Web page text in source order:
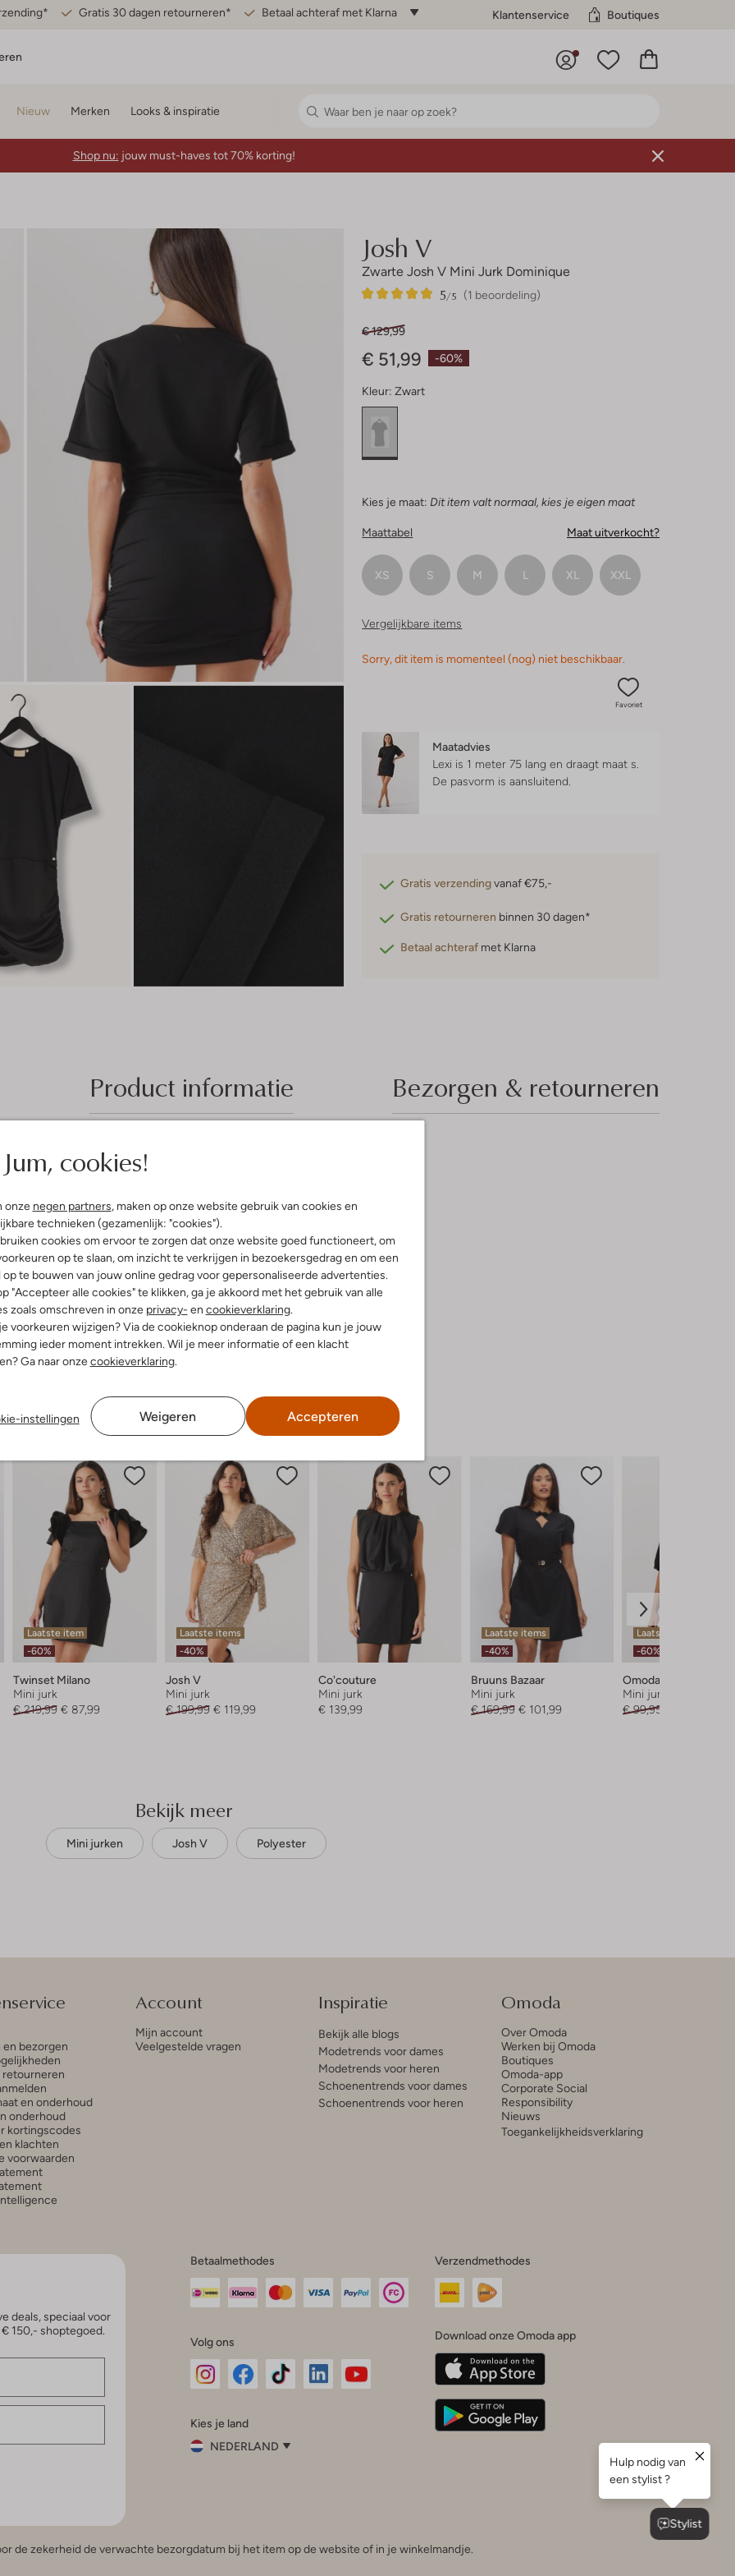
Gratis 30 dagen retourneren* Betaal achteraf met Klarna Klantenservice Boutiques
Jum, cookies!
onze negen partners, maken op onze website gebruik van cookies en
technieken (gezamenlijk: "cookies").
cookies om ervoor te zorgen dat onze website goed functioneert, om
op te slaan, om inzicht te verkrijgen in bezoekersgedrag en om een
op te bouwen van jouw online gedrag voor gepersonaliseerde advertenties.
"Accepteer alle cookies" te klikken, ga je akkoord met het gebruik van alle
zoals omschreven in onze privacy- en cookieverklaring.
voorkeuren wijzigen? Via de cookieknop onderaan de pagina kun je jouw
ieder moment intrekken. Wil je meer informatie of een klacht
Ga naar onzecookieverklaring.
instellingen Weigeren Accepteren
Nieuw Merken Looks & inspiratie
Shop nu: jouw must-haves tot 70% korting!
Josh V
Zwarte Josh V Mini Jurk Dominique
(1 beoordeling)
5/5
1
5
-60%
€ 129,99
€ 51,99
Kleur: Zwart
Kies je maat: Dit item valt normaal, kies je eigen maat
Maattabel Maat uitverkocht?
XS S M L XL XXL
Vergelijkbare items
Sorry, dit item is momenteel (nog) niet beschikbaar.
Favoriet
Maatadvies
Lexi is 1 meter 75 lang en draagt maat s.
De pasvorm isaansluitend
Gratis verzendingvanaf €75,-
Gratis retourneren binnen 30 dagen*
Betaal achteraf met Klarna
Product informatie Bezorgen & retourneren
Laatste item
-60%
Twinset Milano
Mini jurk
€ 219,99 € 87,99
Laatste items
-40%
Josh V
Mini jurk
€ 199,99 € 119,99
Co'couture
Mini jurk
€ 139,99
Laatste items
-40%
Bruuns Bazaar
Mini jurk
€ 169,99 € 101,99
Laatste maten
-60%
Omoda Atelier
Mini jurk
€ 99,95
Bekijk meer
Mini jurken Josh V Polyester
en bezorgen
retourneren
en onderhoud
onderhoud
kortingscodes
klachten
voorwaarden
Account
Mijn account
Veelgestelde vragen
Inspiratie
Bekijk alle blogs
Modetrends voor dames
Modetrends voor heren
Schoenentrends voor dames
Schoenentrends voor heren
Omoda
Over Omoda
Werken bij Omoda
Boutiques
Omoda-app
Corporate Social
Responsibility
Nieuws
Toegankelijkheidsverklaring
deals, speciaal voor
150,- shoptegoed.
Betaalmethodes
Volg ons
InstagramFacebook
Kies je land
NEDERLAND
België (Nederlands)
Verzendmethodes
Download onze Omoda app
de zekerheid de verwachte bezorgdatum bij het item op de website of in je winkelmandje.